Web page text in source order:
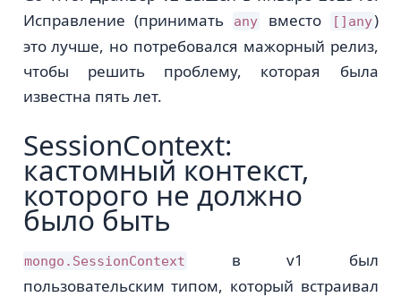
Исправление (принимать
any вместо []any)
это лучше, но потребовался мажорный релиз,
чтобы решить проблему, которая была
известна пять лет.
SessionContext:
кастомный контекст,
которого не должно
было быть
mongo.SessionContext
в v1 был
пользовательским типом, который встраивал